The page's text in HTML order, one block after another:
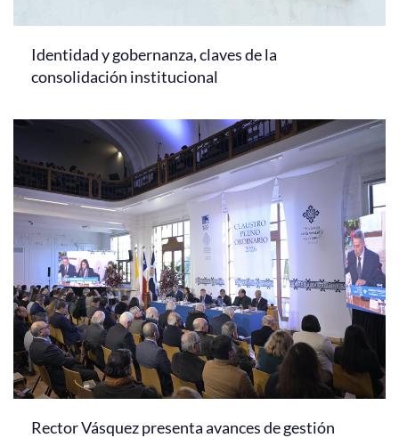
Identidad y gobernanza, claves de la
consolidación institucional
Rector Vásquez presenta avances de gestión